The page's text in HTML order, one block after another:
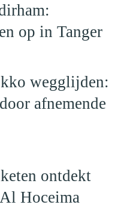
op in Tanger
wegglijden:
afnemende
ontdekt
Hoceima